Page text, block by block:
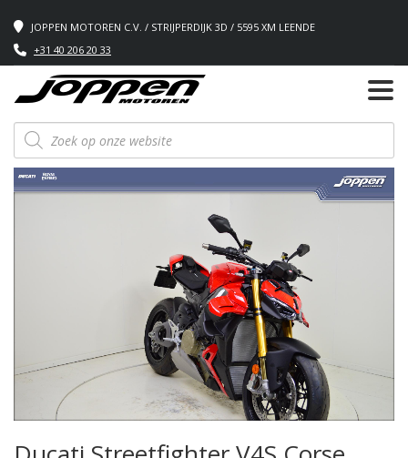
JOPPEN MOTOREN C.V. / STRIJPERDIJK 3D / 5595 XM LEENDE
+31 40 206 20 33
Producten
zoeken